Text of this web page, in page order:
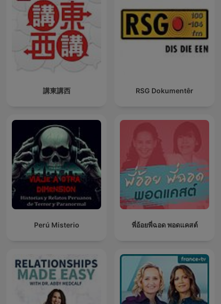
講東講西 RSG Dokumentêr
Perú Misterio พี่อ้อยพี่ฉอด พอดแคสต์